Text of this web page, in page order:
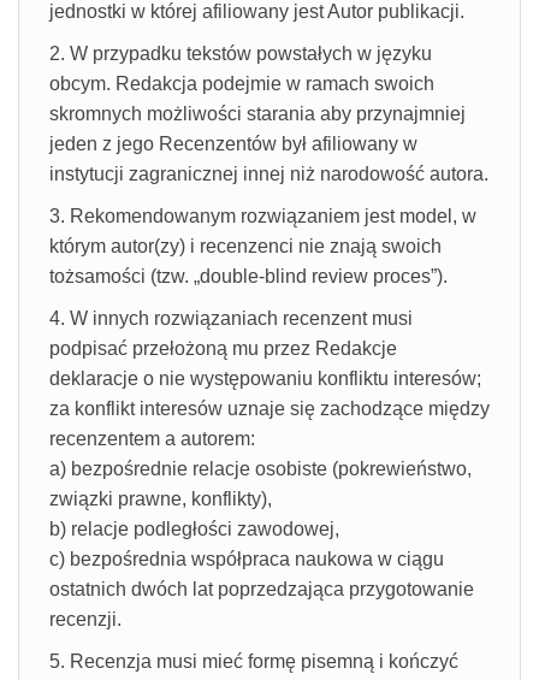
jednostki w której afiliowany jest Autor publikacji.
2. W przypadku tekstów powstałych w języku
obcym. Redakcja podejmie w ramach swoich
skromnych możliwości starania aby przynajmniej
jeden z jego Recenzentów był afiliowany w
instytucji zagranicznej innej niż narodowość autora.
3. Rekomendowanym rozwiązaniem jest model, w
którym autor(zy) i recenzenci nie znają swoich
tożsamości (tzw. „double-blind review proces”).
4. W innych rozwiązaniach recenzent musi
podpisać przełożoną mu przez Redakcje
deklaracje o nie występowaniu konfliktu interesów;
za konflikt interesów uznaje się zachodzące między
recenzentem a autorem:
a) bezpośrednie relacje osobiste (pokrewieństwo,
związki prawne, konflikty),
b) relacje podległości zawodowej,
c) bezpośrednia współpraca naukowa w ciągu
ostatnich dwóch lat poprzedzająca przygotowanie
recenzji.
5. Recenzja musi mieć formę pisemną i kończyć